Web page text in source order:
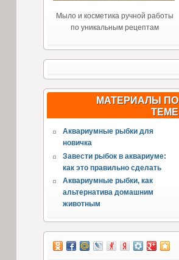
Мыло и косметика ручной работы
по уникальным рецептам
МАТЕРИАЛЫ ПО
ТЕМЕ
Аквариумные рыбки для
новичка
Завести рыбок в аквариуме:
как это правильно сделать
Аквариумные рыбки, как
альтернатива домашним
животным